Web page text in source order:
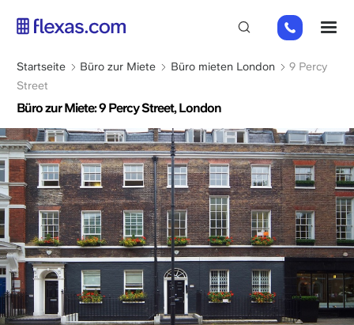
zum
+44
(0)
2045
Pfadnavigation
Startseite Büro zur Miete Büro mieten London
9 Percy
Street
Büro zur Miete: 9 Percy Street, London